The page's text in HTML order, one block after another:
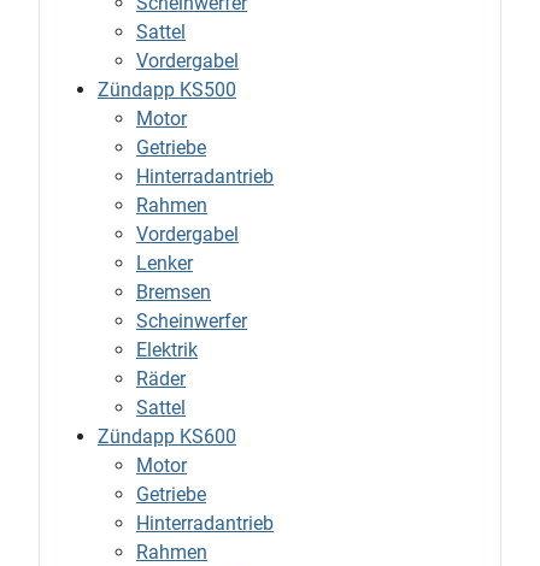
Sattel
Vordergabel
Zündapp KS500
Motor
Getriebe
Hinterradantrieb
Rahmen
Vordergabel
Lenker
Bremsen
Scheinwerfer
Elektrik
Räder
Sattel
Zündapp KS600
Motor
Getriebe
Hinterradantrieb
Rahmen